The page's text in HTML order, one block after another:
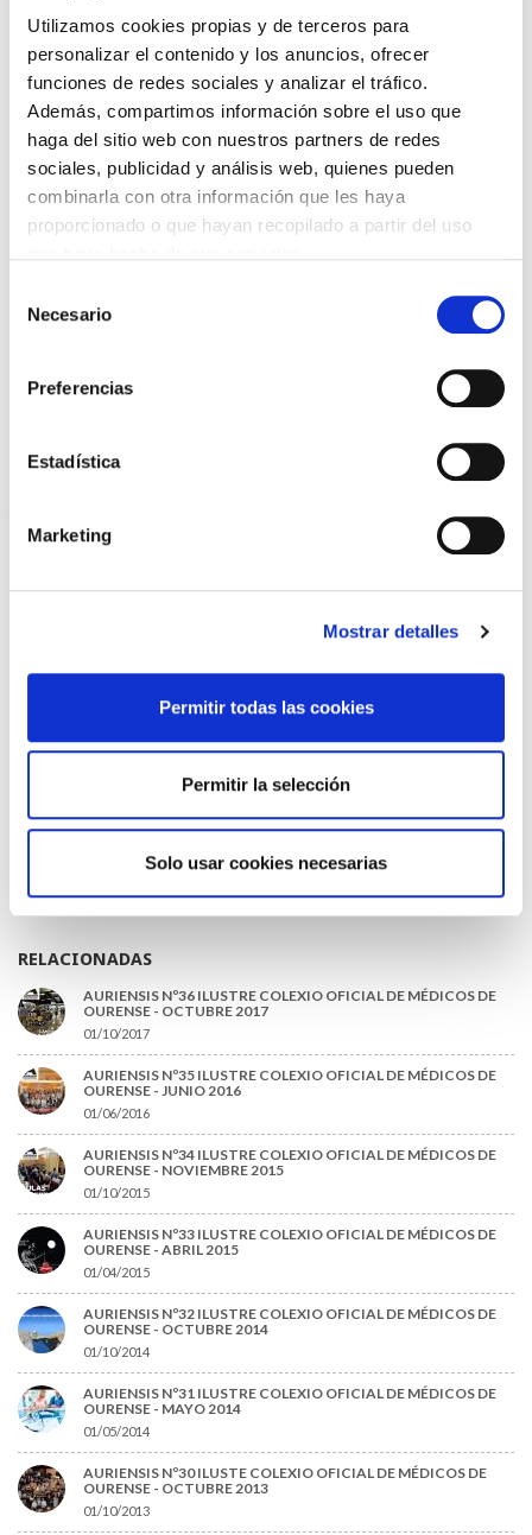
Utilizamos cookies propias y de terceros para
personalizar el contenido y los anuncios, ofrecer
funciones de redes sociales y analizar el tráfico.
Además, compartimos información sobre el uso que
haga del sitio web con nuestros partners de redes
sociales, publicidad y análisis web, quienes pueden
combinarla con otra información que les haya
proporcionado o que hayan recopilado a partir del uso
Necesario
Preferencias
Estadística
Marketing
Mostrar detalles
Permitir todas las cookies
Permitir la selección
Solo usar cookies necesarias
Volver
Compartir en:
EL COLEGIO
125 años contigo
Junta Directiva
Galería de fotos
Enlaces de interés
Acuerdos y Convenios
Asesoría Jurídica
Reserva de salas colegiales
Comité de Ética y Deontología del ICOMOU
Portal del Jubilado - Senior
Buzón de quejas y reclamaciones de ciudadanos
Alianza Médica contra el Cambio Climático
Horario
RELACIONADAS
AURIENSIS Nº36 ILUSTRE COLEXIO OFICIAL DE MÉDICOS DE
OURENSE - OCTUBRE 2017
01/10/2017
AURIENSIS Nº35 ILUSTRE COLEXIO OFICIAL DE MÉDICOS DE
OURENSE - JUNIO 2016
01/06/2016
AURIENSIS Nº34 ILUSTRE COLEXIO OFICIAL DE MÉDICOS DE
OURENSE - NOVIEMBRE 2015
01/10/2015
AURIENSIS Nº33 ILUSTRE COLEXIO OFICIAL DE MÉDICOS DE
OURENSE - ABRIL 2015
01/04/2015
AURIENSIS Nº32 ILUSTRE COLEXIO OFICIAL DE MÉDICOS DE
OURENSE - OCTUBRE 2014
01/10/2014
AURIENSIS Nº31 ILUSTRE COLEXIO OFICIAL DE MÉDICOS DE
OURENSE - MAYO 2014
01/05/2014
AURIENSIS Nº30 ILUSTE COLEXIO OFICIAL DE MÉDICOS DE
OURENSE - OCTUBRE 2013
01/10/2013